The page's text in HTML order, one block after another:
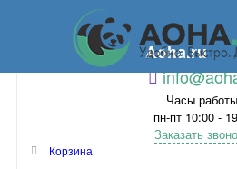
Aoha.ru
Часы
пн-пт 10:00 -
Заказать
Корзина